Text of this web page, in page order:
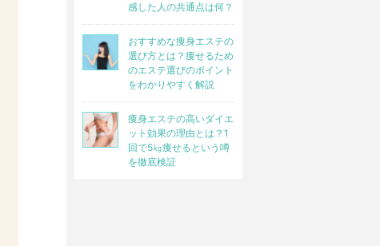
感した人の共通点は何？
おすすめな痩身エステの
選び方とは？痩せるため
のエステ選びのポイント
をわかりやすく解説
痩身エステの高いダイエ
ット効果の理由とは？1
回で5㎏痩せるという噂
を徹底検証